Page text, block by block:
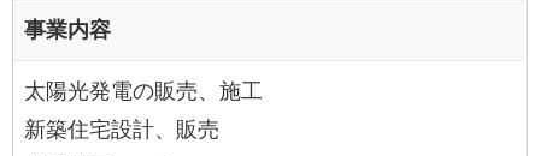
事業内容
太陽光発電の販売、施工
新築住宅設計、販売